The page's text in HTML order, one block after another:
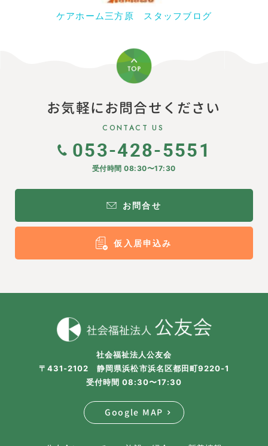
ケアホーム三方原 スタッフブログ
お気軽にお問合せください
CONTACT US
053-428-5551
受付時間 08:30〜17:30
お問合せ
仮入居申込み
社会福祉法人公友会
〒431-2102 静岡県浜松市浜名区都田町9220-1
受付時間 08:30〜17:30
Google MAP